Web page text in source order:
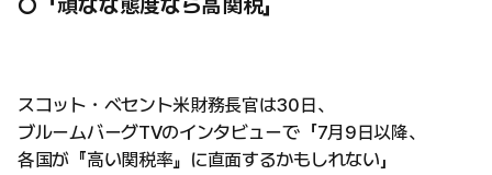
スコット・ベセント米財務長官は30日、
ブルームバーグTVのインタビューで「7月9日以降、
各国が『高い関税率』に直面するかもしれない」